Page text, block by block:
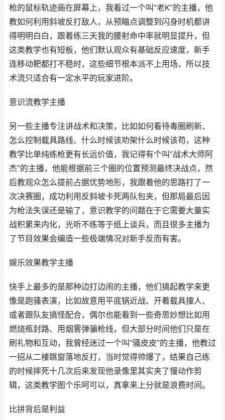
枪的鼠标轨迹画在屏幕上，我看过一个叫“老K”的主播，他
教如何利用斜坡反打敌人，从预瞄点调整到闪身时机都讲
得明明白白，跟着练三天我的腰射命中率就明显提升，但
这类教学也有短板，他们默认观众有基础反应速度，新手
连移动靶都打不稳时，这些细节根本派不上用场，所以技
术流只适合有一定水平的玩家进阶。
意识流教学主播
另一些主播专注讲战术和决策，比如如何看待毒圈刷新、
怎么控制载具路线、什么时候该劝架什么时候该苟，这种
教学比单纯练枪更有长远价值，我记得有个叫“战术大师阿
杰”的主播，他能根据前三个圈的位置预测最终决战点，然
后教观众怎么提前占据优势地形，我跟着他的思路打了一
次决赛圈，成功利用反斜坡卡死两队包夹，但那局最后因
为枪法失误还是输了，意识教学的问题在于它需要大量实
战积累来内化，光听不练等于纸上谈兵，而且很多主播为
了节目效果会编造一些极端情况对新手反而有害。
娱乐效果教学主播
快手上最多的是那种边打边闹的主播，他们搞起教学来更
像是跑骚表演，比如故意用平底锅近战、开着载具撞人、
或者跟队友搞怪配合，偶尔也能看到一些奇思妙想比如用
燃烧瓶封路、用烟雾弹骗枪线，但大部分时间他们只是在
刷礼物和互动，我曾经迷过一个叫“骚皮皮”的主播，他教过
一招从二楼跳窗落地反打，当时觉得帅爆了，结果自己练
的时候摔死十几次后来发现他录像里其实夹了慢动作剪
辑，这类教学图个乐呵可以，真拿来上分就是浪费时间。
比拼背后是利益